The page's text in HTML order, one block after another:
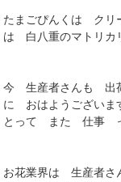
たまごぴんくは クリ
は 白八重のマトリカ
今 生産者さんも 出
に おはようござい
とって また 仕事
お花業界は 生産者